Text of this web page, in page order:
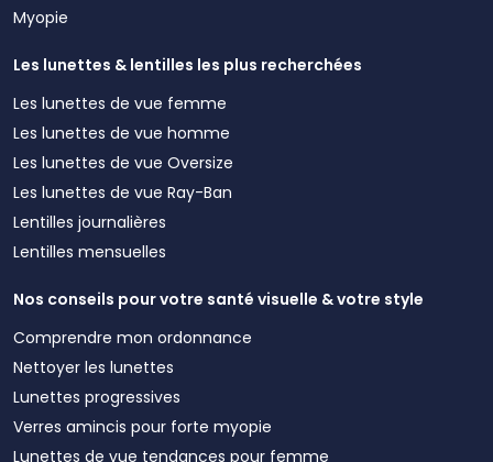
Myopie
Les lunettes & lentilles les plus recherchées
Les lunettes de vue femme
Les lunettes de vue homme
Les lunettes de vue Oversize
Les lunettes de vue Ray-Ban
Lentilles journalières
Lentilles mensuelles
Nos conseils pour votre santé visuelle & votre style
Comprendre mon ordonnance
Nettoyer les lunettes
Lunettes progressives
Verres amincis pour forte myopie
Lunettes de vue tendances pour femme